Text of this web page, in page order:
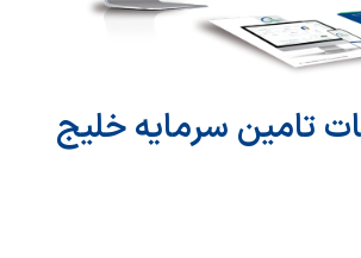
تامین سرمایه خلیج